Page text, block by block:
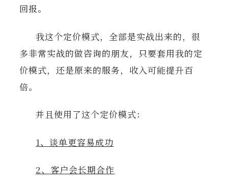
回报。
我这个定价模式，全部是实战出来的，很
多非常实战的做咨询的朋友，只要套用我的定
价模式，还是原来的服务，收入可能提升百
倍。
并且使用了这个定价模式：
1、谈单更容易成功
2、客户会长期合作